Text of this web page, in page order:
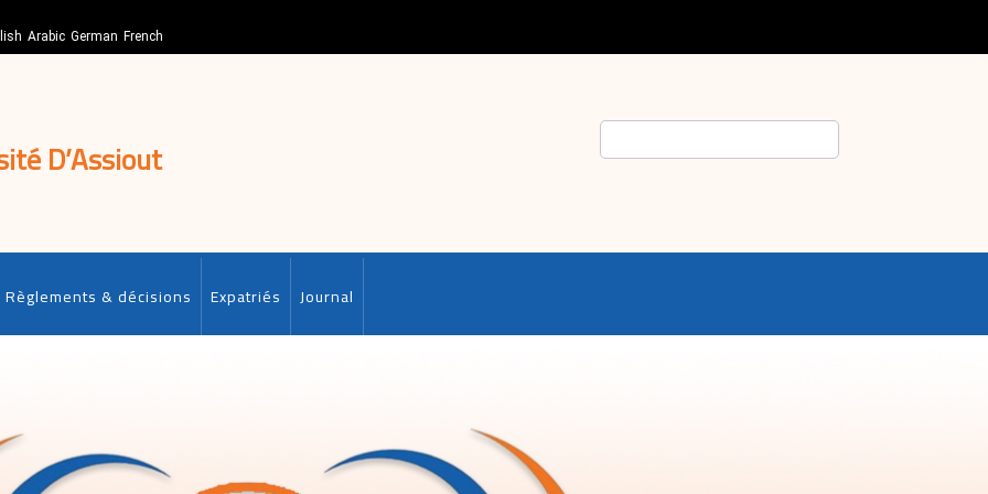
Arabic German French
D’Assiout
Règlements & décisions Expatriés Journal